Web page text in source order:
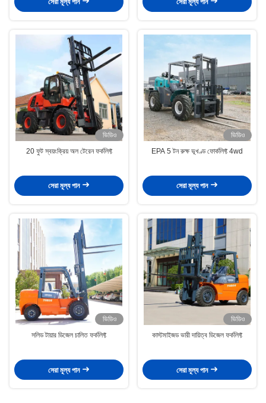
সেরা মূল্য পান সেরা মূল্য পান
ভিডিও
20 ফুট স্বয়ংক্রিয় অল টেরেন ফর্কলিফ্ট
সেরা মূল্য পান
ভিডিও
EPA 5 টন রুক্ষ ভূখণ্ড ফোর্কলিফ্ট 4wd
সেরা মূল্য পান
ভিডিও
সলিড টায়ার ডিজেল চালিত ফর্কলিফ্ট
সেরা মূল্য পান
ভিডিও
কাস্টমাইজড ভারী দায়িত্ব ডিজেল ফর্কলিফ্ট
সেরা মূল্য পান